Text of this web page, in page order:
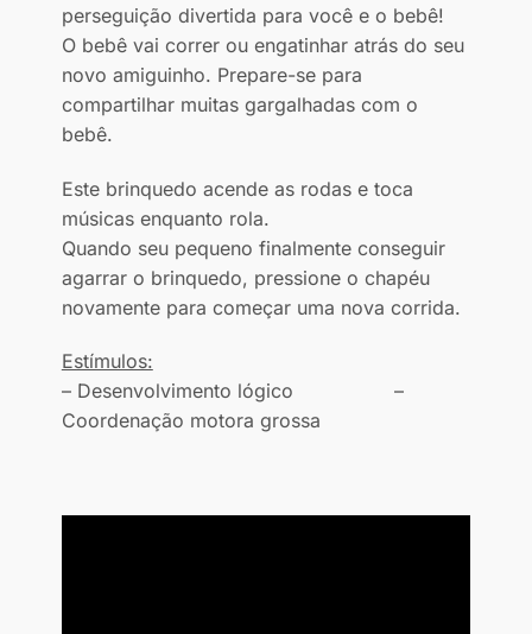
perseguição divertida para você e o bebê!
O bebê vai correr ou engatinhar atrás do seu
novo amiguinho. Prepare-se para
compartilhar muitas gargalhadas com o
bebê.
Este brinquedo acende as rodas e toca
músicas enquanto rola.
Quando seu pequeno finalmente conseguir
agarrar o brinquedo, pressione o chapéu
novamente para começar uma nova corrida.
Estímulos:
– Desenvolvimento lógico –
Coordenação motora grossa